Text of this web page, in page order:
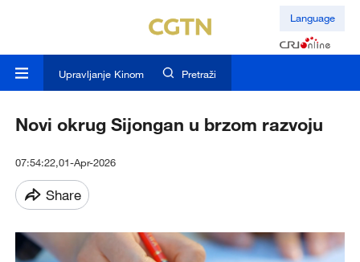
Language
Upravljanje Kinom Pretraži
Novi okrug Sijongan u brzom razvoju
07:54:22,01-Apr-2026
Share